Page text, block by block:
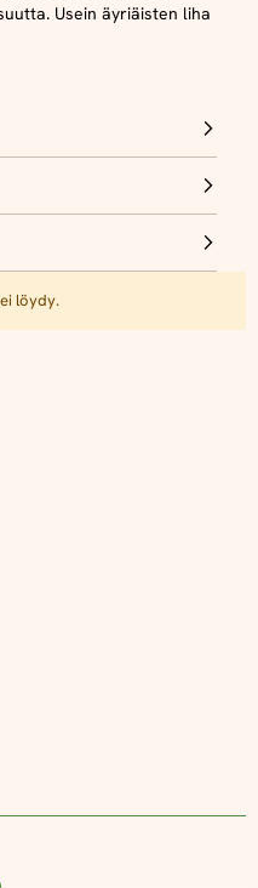
Usein äyriäisten liha
löydy.